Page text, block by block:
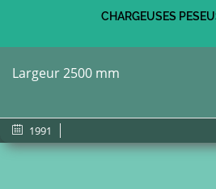
CHARGEUSES
Largeur 2500 mm
1991